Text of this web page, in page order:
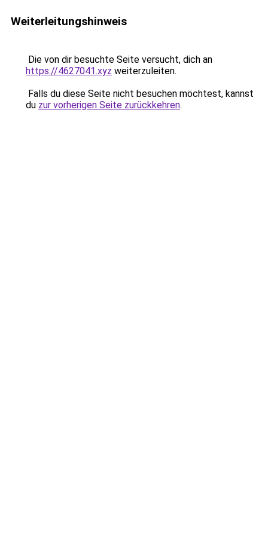
Weiterleitungshinweis
Die von dir besuchte Seite versucht, dich an
https://4627041.xyz weiterzuleiten.
Falls du diese Seite nicht besuchen möchtest, kannst
du zur vorherigen Seite zurückkehren.